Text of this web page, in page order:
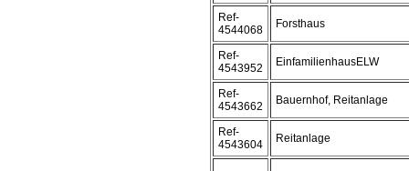
Ref-
4544068
Forsthaus
Ref-
4543952
EinfamilienhausELW
Ref-
4543662
Bauernhof, Reitanlage
Ref-
4543604
Reitanlage